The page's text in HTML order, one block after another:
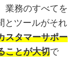
業務のすべてを
とツールがそれ
スタマーサポー
ことが大切で